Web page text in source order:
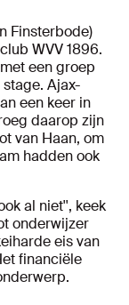
Finsterbode)
WVV 1896.
een groep
Ajax-
een keer in
daarop zijn
van Haan, om
hadden ook
al niet'', keek
onderwijzer
eis van
financiële